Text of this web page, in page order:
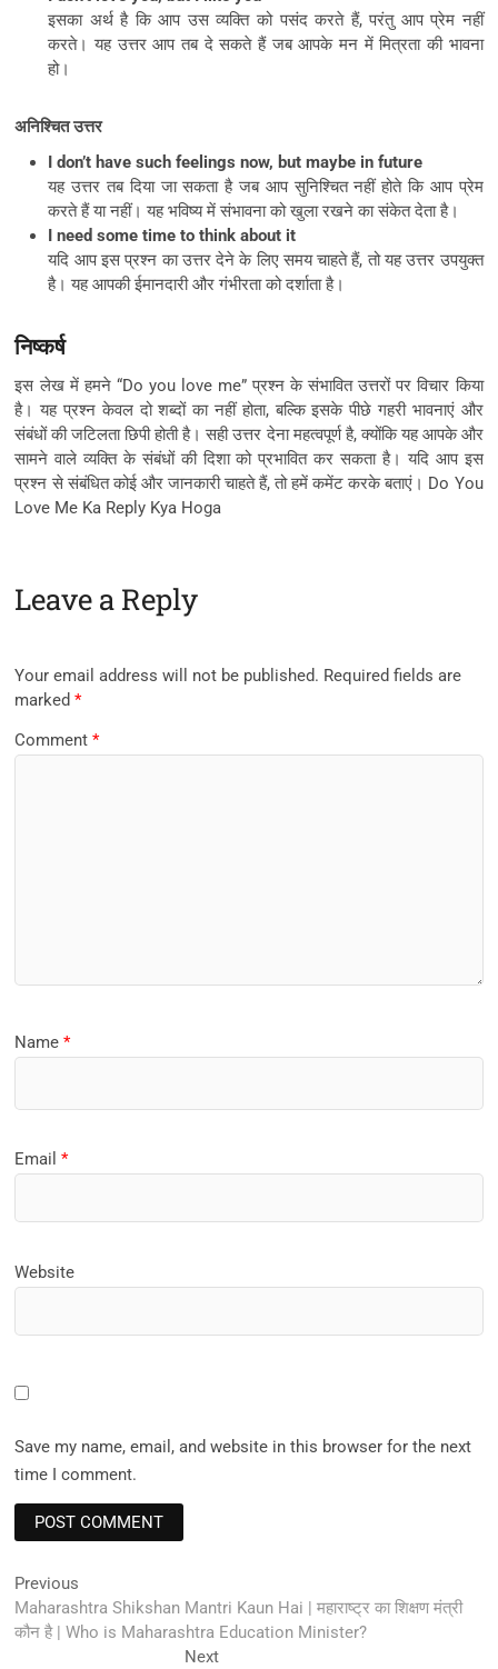
इसका अर्थ है कि आप उस व्यक्ति को पसंद करते हैं, परंतु आप प्रेम नहीं
करते। यह उत्तर आप तब दे सकते हैं जब आपके मन में मित्रता की भावना
हो।
अनिश्चित उत्तर
I don’t have such feelings now, but maybe in future
यह उत्तर तब दिया जा सकता है जब आप सुनिश्चित नहीं होते कि आप प्रेम
करते हैं या नहीं। यह भविष्य में संभावना को खुला रखने का संकेत देता है।
I need some time to think about it
यदि आप इस प्रश्न का उत्तर देने के लिए समय चाहते हैं, तो यह उत्तर उपयुक्त
है। यह आपकी ईमानदारी और गंभीरता को दर्शाता है।
निष्कर्ष
इस लेख में हमने “Do you love me” प्रश्न के संभावित उत्तरों पर विचार किया
है। यह प्रश्न केवल दो शब्दों का नहीं होता, बल्कि इसके पीछे गहरी भावनाएं और
संबंधों की जटिलता छिपी होती है। सही उत्तर देना महत्वपूर्ण है, क्योंकि यह आपके और
सामने वाले व्यक्ति के संबंधों की दिशा को प्रभावित कर सकता है। यदि आप इस
प्रश्न से संबंधित कोई और जानकारी चाहते हैं, तो हमें कमेंट करके बताएं। Do You
Love Me Ka Reply Kya Hoga
Leave a Reply
Your email address will not be published. Required fields are
marked*
Comment*
Name*
Email*
Website
Save my name, email, and website in this browser for the next
time I comment.
Post
navigation
Previous
post:
Maharashtra Shikshan Mantri Kaun Hai | महाराष्ट्र का शिक्षण मंत्री
कौन है | Who is Maharashtra Education Minister?
NextNext